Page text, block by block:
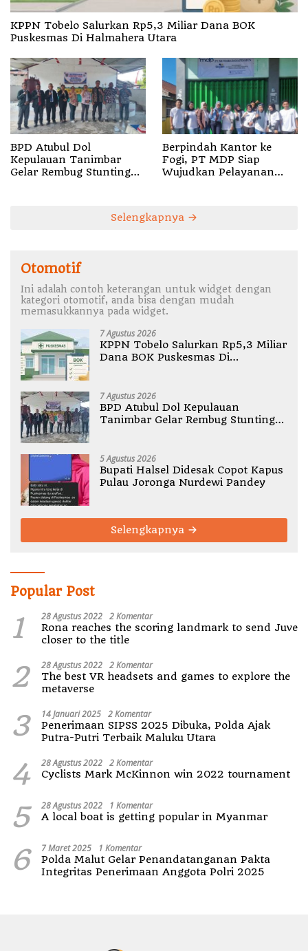
KPPN Tobelo Salurkan Rp5,3 Miliar Dana BOK
Puskesmas Di Halmahera Utara
BPD Atubul Dol
Kepulauan Tanimbar
Gelar Rembug Stunting
Berpindah Kantor ke
Fogi, PT MDP Siap
Wujudkan Pelayanan
Selengkapnya
Otomotif
Ini adalah contoh keterangan untuk widget dengan
kategori otomotif, anda bisa dengan mudah
memasukkannya pada widget.
7 Agustus 2026
KPPN Tobelo Salurkan Rp5,3 Miliar
Dana BOK Puskesmas Di
7 Agustus 2026
BPD Atubul Dol Kepulauan
Tanimbar Gelar Rembug Stunting
5 Agustus 2026
Bupati Halsel Didesak Copot Kapus
Pulau Joronga Nurdewi Pandey
Selengkapnya
Popular Post
1 28 Agustus 2022 2 Komentar
Rona reaches the scoring landmark to send Juve
closer to the title
2 28 Agustus 2022 2 Komentar
The best VR headsets and games to explore the
metaverse
3 14 Januari 2025 2 Komentar
Penerimaan SIPSS 2025 Dibuka, Polda Ajak
Putra-Putri Terbaik Maluku Utara
4 28 Agustus 2022 2 Komentar
Cyclists Mark McKinnon win 2022 tournament
5 28 Agustus 2022 1 Komentar
A local boat is getting popular in Myanmar
6 7 Maret 2025 1 Komentar
Polda Malut Gelar Penandatanganan Pakta
Integritas Penerimaan Anggota Polri 2025